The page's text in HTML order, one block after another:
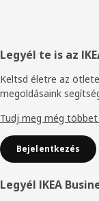
Élőláb
Legyél te is az
Keltsd életre az
megoldásaink
Tudj meg még többet
Bejelentkezés
Legyél IKEA